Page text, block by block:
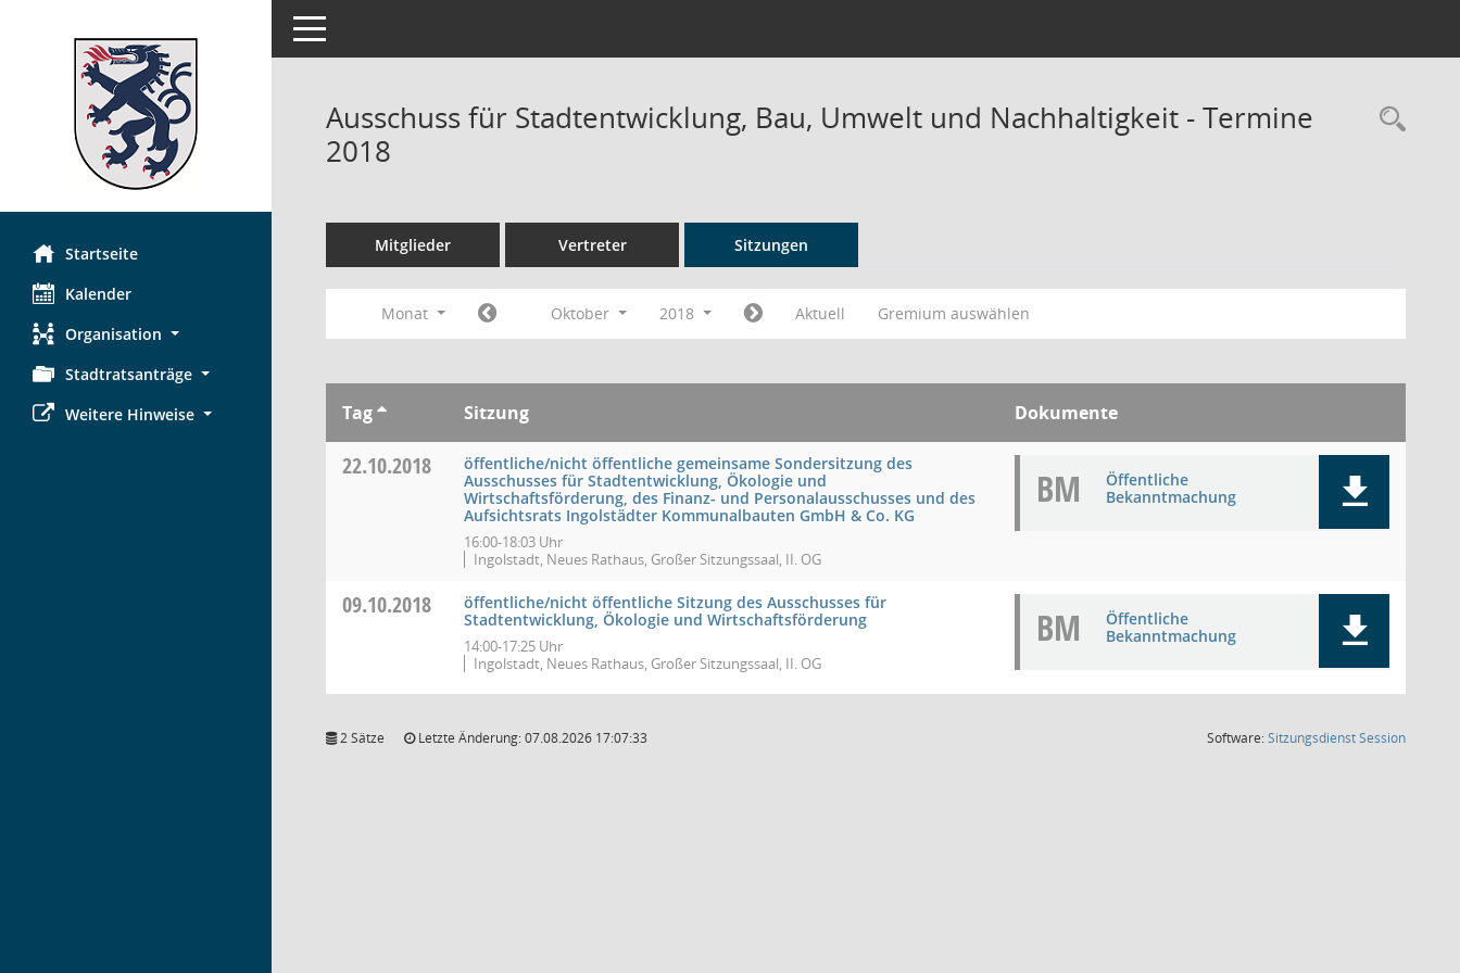
Startseite
Kalender
Organisation
Stadtratsanträge
Weitere Hinweise
Toggle navigation
Ausschuss für Stadtentwicklung, Bau, Umwelt und Nachhaltigkeit - Termine
2018
Mitglieder Vertreter Sitzungen
Monat Oktober 2018 Aktuell Gremium auswählen
Tag Sitzung Dokumente
22.10.2018
öffentliche/nicht öffentliche gemeinsame Sondersitzung des
Ausschusses für Stadtentwicklung, Ökologie und
Wirtschaftsförderung, des Finanz- und Personalausschusses und des
Aufsichtsrats Ingolstädter Kommunalbauten GmbH & Co. KG
16:00-18:03 Uhr
Ingolstadt, Neues Rathaus, Großer Sitzungssaal, II. OG
BM
Öffentliche
Bekanntmachung
09.10.2018
öffentliche/nicht öffentliche Sitzung des Ausschusses für
Stadtentwicklung, Ökologie und Wirtschaftsförderung
14:00-17:25 Uhr
Ingolstadt, Neues Rathaus, Großer Sitzungssaal, II. OG
BM
Öffentliche
Bekanntmachung
2 Sätze Letzte Änderung: 07.08.2026 17:07:33 Software:SitzungsdienstSession(Wird in